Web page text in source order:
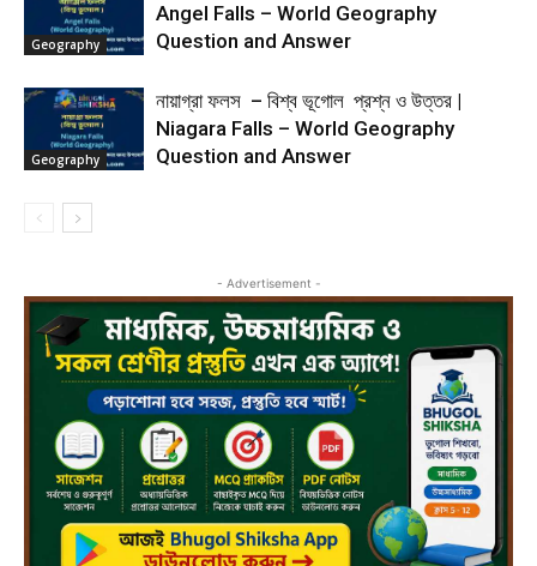
Geography
Angel Falls – World Geography
Question and Answer
Geography
নায়াগ্রা ফলস – বিশ্ব ভূগোল প্রশ্ন ও উত্তর |
Niagara Falls – World Geography
Question and Answer
- Advertisement -